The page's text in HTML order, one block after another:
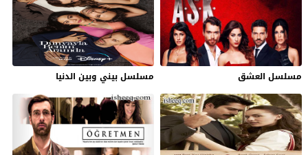
مسلسل العشق مسلسل بيني وبين الدنيا